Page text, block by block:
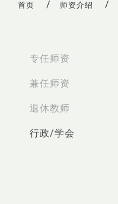
首页 师资介绍
专任师资
兼任师资
退休教师
行政/学会